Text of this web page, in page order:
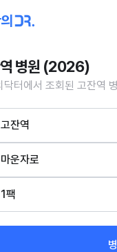
병원 (2026)
닥터에서 조회된 고잔역
고잔역
마운자로
1팩